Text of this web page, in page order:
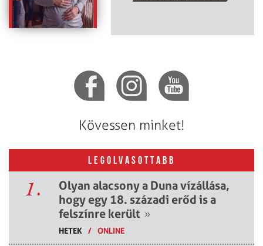
Kövessen minket!
LEGOLVASOTTABB
1.
Olyan alacsony a Duna vízállása,
hogy egy 18. századi erőd is a
felszínre került »
HETEK / ONLINE